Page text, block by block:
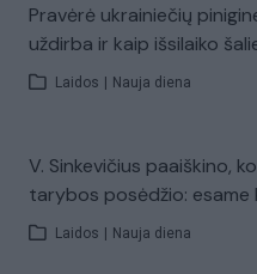
Pravėrė ukrainiečių
uždirba ir kaip išsilaiko
Laidos Nauja diena
V. Sinkevičius paaiškino,
tarybos posėdžio: esame
Laidos Nauja diena